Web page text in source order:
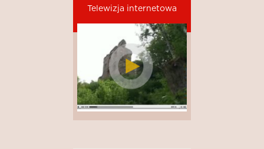
Telewizja internetowa